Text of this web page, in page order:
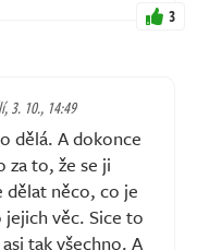
3
3. 10., 14:49
dělá. A dokonce
za to, že se ji
dělat něco, co je
věc. Sice to
tak všechno. A